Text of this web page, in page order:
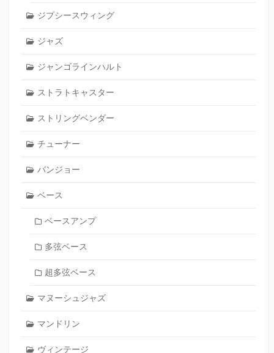
ジプシースウィング
ジャズ
ジャンゴラインハルト
ストラトキャスター
ストリングベンダー
チューナー
バンジョー
ベース
ベースアンプ
多弦ベース
超多弦ベース
マヌーシュジャズ
マンドリン
ヴィンテージ